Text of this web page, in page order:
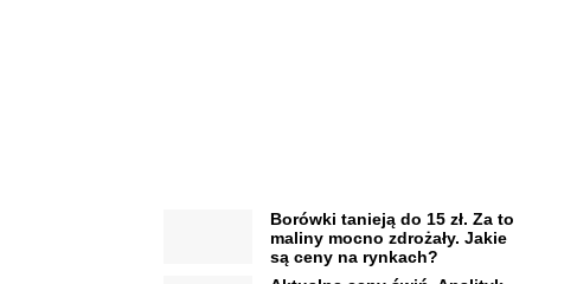
Borówki tanieją do 15 zł. Za to
maliny mocno zdrożały. Jakie
są ceny na rynkach?